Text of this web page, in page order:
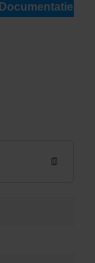
Documentatie